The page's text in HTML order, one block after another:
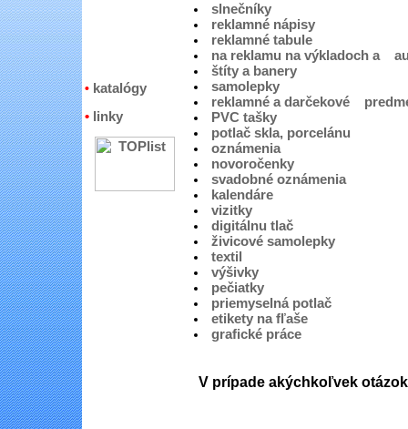
•katalógy
•linky
slnečníky
reklamné nápisy
reklamné tabule
na reklamu na výkladoch a
štíty a banery
samolepky
reklamné a darčekové
PVC tašky
potlač skla, porcelánu
oznámenia
novoročenky
svadobné oznámenia
kalendáre
vizitky
digitálnu tlač
živicové samolepky
textil
výšivky
pečiatky
priemyselná potlač
etikety na fľaše
grafické práce
V prípade akýchkoľvek